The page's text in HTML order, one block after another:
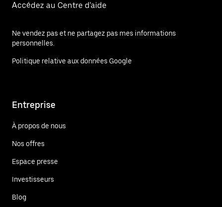
Accédez au Centre d'aide
Ne vendez pas et ne partagez pas mes informations
personnelles.
Politique relative aux données Google
Entreprise
À propos de nous
Nos offres
Espace presse
Investisseurs
Blog